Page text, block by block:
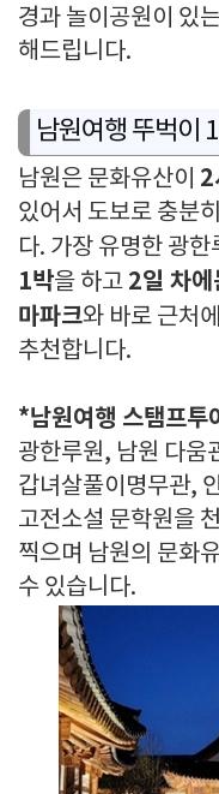
경과 놀이공원이 있
해드립니다.
남원여행 뚜벅이
남원은 문화유산이 2
있어서 도보로 충분
다. 가장 유명한 광한
1박을 하고 2일 차에
마파크와 바로 근처
추천합니다.
*남원여행 스탬프투
광한루원, 남원 다움
갑녀살풀이명무관,
고전소설 문학원을
찍으며 남원의 문화
수 있습니다.